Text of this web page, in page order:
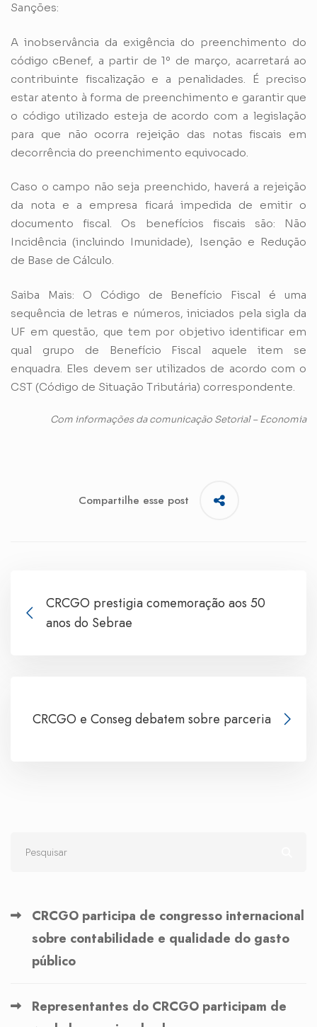
Sanções:
A inobservância da exigência do preenchimento do
código cBenef, a partir de 1º de março, acarretará ao
contribuinte fiscalização e a penalidades. É preciso
estar atento à forma de preenchimento e garantir que
o código utilizado esteja de acordo com a legislação
para que não ocorra rejeição das notas fiscais em
decorrência do preenchimento equivocado.
Caso o campo não seja preenchido, haverá a rejeição
da nota e a empresa ficará impedida de emitir o
documento fiscal. Os benefícios fiscais são: Não
Incidência (incluindo Imunidade), Isenção e Redução
de Base de Cálculo.
Saiba Mais: O Código de Benefício Fiscal é uma
sequência de letras e números, iniciados pela sigla da
UF em questão, que tem por objetivo identificar em
qual grupo de Benefício Fiscal aquele item se
enquadra. Eles devem ser utilizados de acordo com o
CST (Código de Situação Tributária) correspondente.
Com informações da comunicação Setorial – Economia
Compartilhe esse post
CRCGO prestigia comemoração aos 50
anos do Sebrae
CRCGO e Conseg debatem sobre parceria
CRCGO participa de congresso internacional
sobre contabilidade e qualidade do gasto
público
Representantes do CRCGO participam de